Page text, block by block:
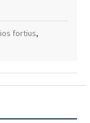
fortius,